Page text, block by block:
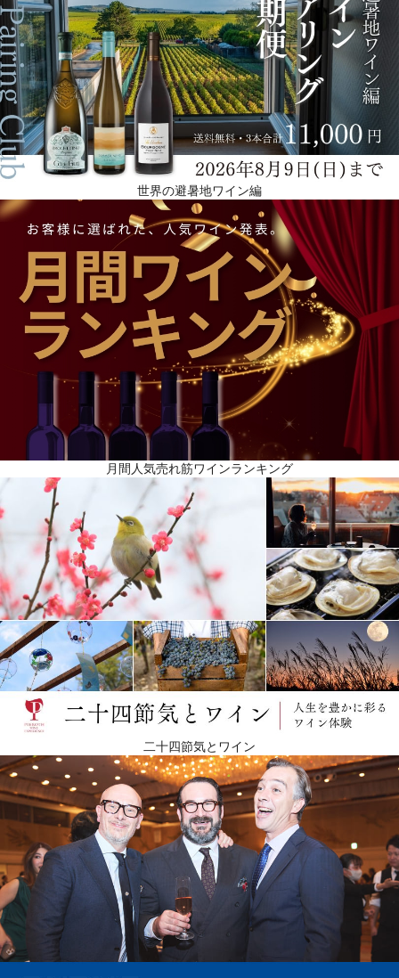
世界の避暑地ワイン編
月間人気売れ筋ワインランキング
二十四節気とワイン